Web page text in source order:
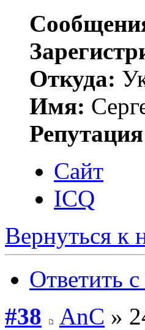
Откуда:
Имя:
Сайт
ICQ
Вернуться к
Ответить
#38
AnC »